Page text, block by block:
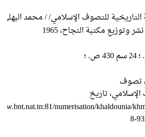
التاريخية للتصوف الإسلامي/ / محمد البهلي
وتوزيع مكتبة النجاح‏‏، ‏1965
تصوف
تاريخ
numerisation/khaldounia/
8-